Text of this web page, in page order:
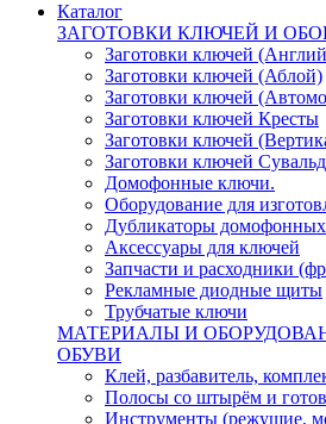
Каталог
ЗАГОТОВКИ КЛЮЧЕЙ И
Заготовки ключей
Заготовки ключей (Аблой)
Заготовки ключей
Заготовки ключей Кресты
Заготовки ключей
Заготовки ключей
Домофонные ключи.
Оборудование для
Дубликаторы
Аксессуары для ключей
Запчасти и расходники
Рекламные диодные щиты
Трубчатые ключи
МАТЕРИАЛЫ И
ОБУВИ
Клей, разбавитель,
Полосы со штырём и
Инструменты (режущие,